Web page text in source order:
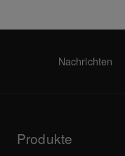
Nachrichten
Produkte